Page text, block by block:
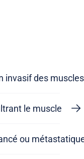
invasif des muscles
le muscle
ou